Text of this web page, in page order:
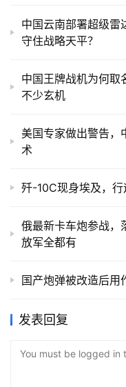
中国云南部署超级
守住战略天平？
中国王牌战机为何
不少玄机
美国专家做出警告，
术
歼-10C现身埃及，
俄最新卡车炮参战，
放军全都有
国产炮弹被改造后用
发表回复
You must be logged in